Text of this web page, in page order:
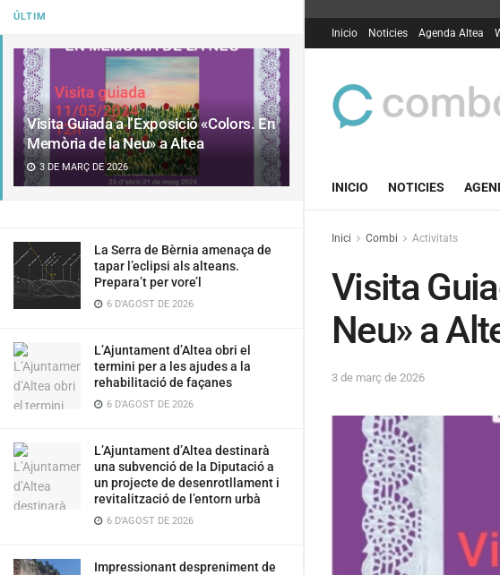
ÚLTIM
Visita Guiada a l’Exposició «Colors. En
Memòria de la Neu» a Altea
3 DE MARÇ DE 2026
La Serra de Bèrnia amenaça de
tapar l’eclipsi als alteans.
Prepara’t per vore’l
6 D'AGOST DE 2026
L’Ajuntament d’Altea obri el
termini per a les ajudes a la
rehabilitació de façanes
6 D'AGOST DE 2026
L’Ajuntament d’Altea destinarà
una subvenció de la Diputació a
un projecte de desenrotllament i
revitalització de l’entorn urbà
6 D'AGOST DE 2026
Impressionant despreniment de
Inicio Noticies Agenda Altea
INICIO NOTICIES
Inici Combi Activitats
Visita
Neu» a
3 de març de 2026